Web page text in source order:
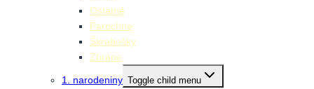
Ostatné
Parochne
Škrabošky
Zbrane
1. narodeniny Toggle child menu